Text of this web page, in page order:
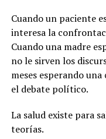
Cuando un paciente
interesa la
Cuando una madre
no le sirven los
meses esperando
el debate político.
La salud existe para
teorías.